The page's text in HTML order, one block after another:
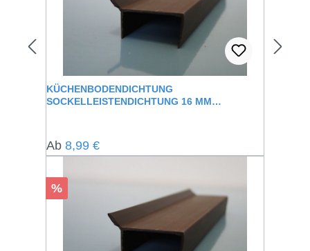
KÜCHENBODENDICHTUNG
SOCKELLEISTENDICHTUNG 16 MM
Regulärer Preis:
Ab 8,99 €
Rabatt
%